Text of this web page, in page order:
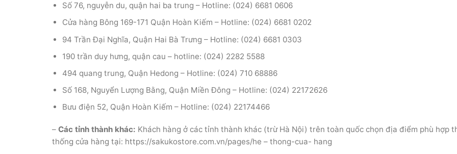
Số 76, nguyễn du, quận hai ba trung – Hotline: (024) 6681 0606
Cửa hàng Bông 169-171 Quận Hoàn Kiếm – Hotline: (024) 6681 0202
94 Trần Đại Nghĩa, Quận Hai Bà Trưng – Hotline: (024) 6681 0303
190 trần duy hưng, quận cau – hotline: (024) 2282 5588
494 quang trung, Quận Hedong – Hotline: (024) 710 68886
Số 168, Nguyển Lượng Bằng, Quận Miền Đông – Hotline: (024) 22172626
Bưu điện 52, Quận Hoàn Kiếm – Hotline: (024) 22174466
– Các tỉnh thành khác: Khách hàng ở các tỉnh thành khác (trừ Hà Nội) trên toàn quốc chọn địa điểm phù hợp
thống cửa hàng tại: https://sakukostore.com.vn/pages/he – thong-cua- hang